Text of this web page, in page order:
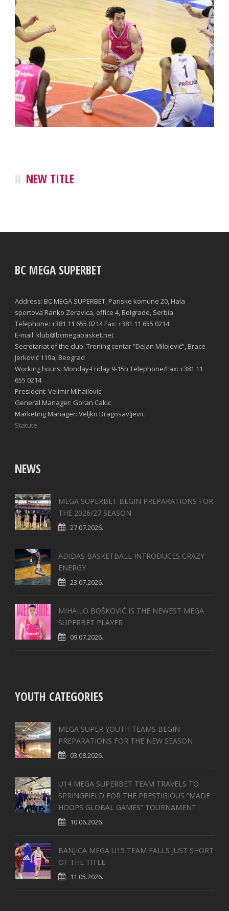
NEW TITLE
BC MEGA SUPERBET
Address: BC MEGA SUPERBET, Pariske komune 20, Hala
sportova Ranko Zeravica, office 4, Belgrade, Serbia
Telephone: +381 11 655 0214 Fax: +381 11 655 0214
E-mail: klub@bcmegabasket.net
Secretariat of the club: Trening centar “Dejan Milojević”, Brace
Jerković 119a, Beograd
Working hours: Monday-Friday 9-15h Telephone/Fax: +381 11
655 0214
President: Velimir Mihailovic
General Manager: Goran Cakic
Marketing Manager: Veljko Dragosavljevic
Statute
NEWS
MEGA SUPERBET BEGIN PREPARATIONS FOR
THE 2026/27 SEASON
27.07.2026.
ADIDAS BASKETBALL INTRODUCES CRAZY
ENERGY
23.07.2026.
MIHAILO BOŠKOVIĆ IS THE NEWEST MEGA
SUPERBET PLAYER
09.07.2026.
YOUTH CATEGORIES
MEGA SUPER YOUTH TEAMS BEGIN
PREPARATIONS FOR THE NEW SEASON
03.08.2026.
U14 MEGA SUPERBET TEAM TRAVELS TO
SPRINGFIELD FOR THE PRESTIGIOUS “MADE
HOOPS GLOBAL GAMES” TOURNAMENT
10.06.2026.
BANJICA MEGA U15 TEAM FALLS JUST SHORT
OF THE TITLE
11.05.2026.